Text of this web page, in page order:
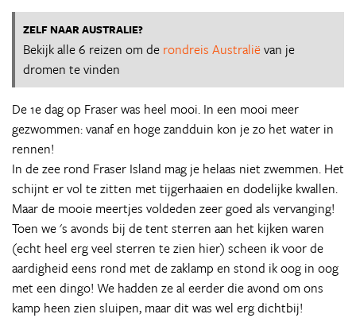
ZELF NAAR AUSTRALIE?
Bekijk alle 6 reizen om de rondreis Australiëvan je
dromen te vinden
De 1e dag op Fraser was heel mooi. In een mooi meer
gezwommen: vanaf en hoge zandduin kon je zo het water in
rennen!
In de zee rond Fraser Island mag je helaas niet zwemmen. Het
schijnt er vol te zitten met tijgerhaaien en dodelijke kwallen.
Maar de mooie meertjes voldeden zeer goed als vervanging!
Toen we 's avonds bij de tent sterren aan het kijken waren
(echt heel erg veel sterren te zien hier) scheen ik voor de
aardigheid eens rond met de zaklamp en stond ik oog in oog
met een dingo! We hadden ze al eerder die avond om ons
kamp heen zien sluipen, maar dit was wel erg dichtbij!